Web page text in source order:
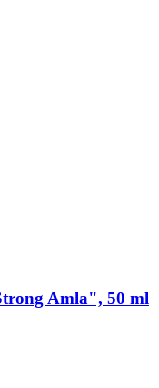
Amla", 50 ml